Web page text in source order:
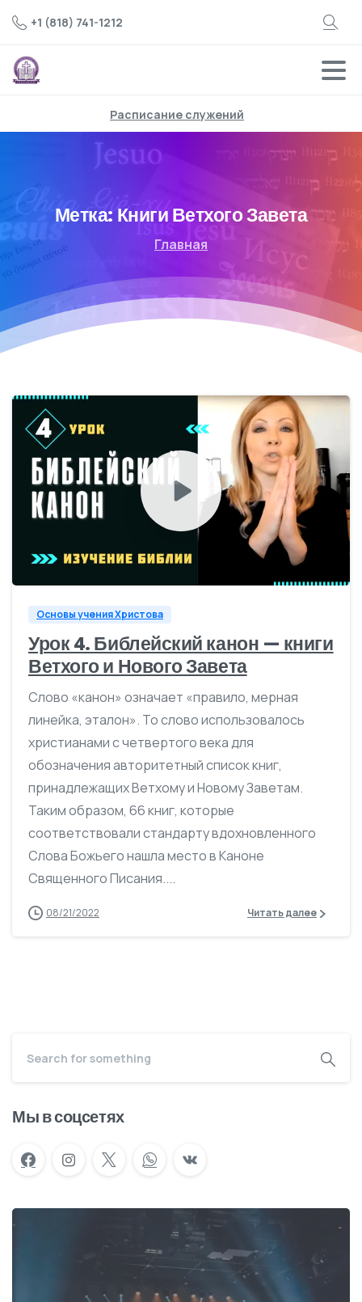
+1 (818) 741-1212
Расписание служений
Метка: Книги Ветхого Завета
Главная
Основы учения Христова
Урок 4. Библейский канон — книги
Ветхого и Нового Завета
Слово «канон» означает «правило, мерная
линейка, эталон». То слово использовалось
христианами с четвертого века для
обозначения авторитетный список книг,
принадлежащих Ветхому и Новому Заветам.
Таким образом, 66 книг, которые
соответствовали стандарту вдохновленного
Слова Божьего нашла место в Каноне
Священного Писания....
08/21/2022 Читать далее
Мы в соцсетях